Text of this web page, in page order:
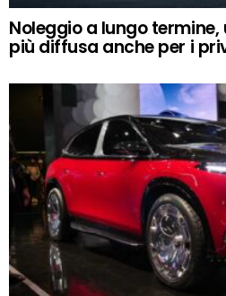
Noleggio a lungo termine,
più diffusa anche per i